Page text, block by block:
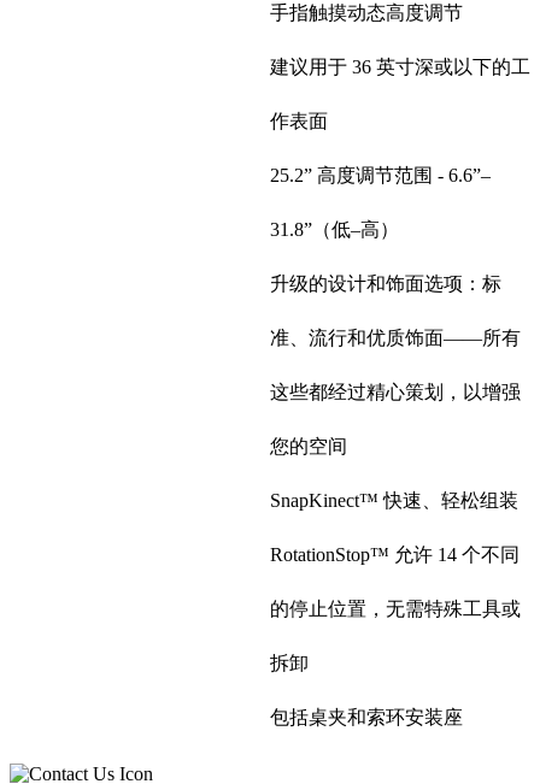
手指触摸动态高度调节
建议用于 36 英寸深或以下的工
作表面
25.2” 高度调节范围 - 6.6”–
31.8”（低–高）
升级的设计和饰面选项：标
准、流行和优质饰面——所有
这些都经过精心策划，以增强
您的空间
SnapKinect™ 快速、轻松组装
RotationStop™ 允许 14 个不同
的停止位置，无需特殊工具或
拆卸
包括桌夹和索环安装座